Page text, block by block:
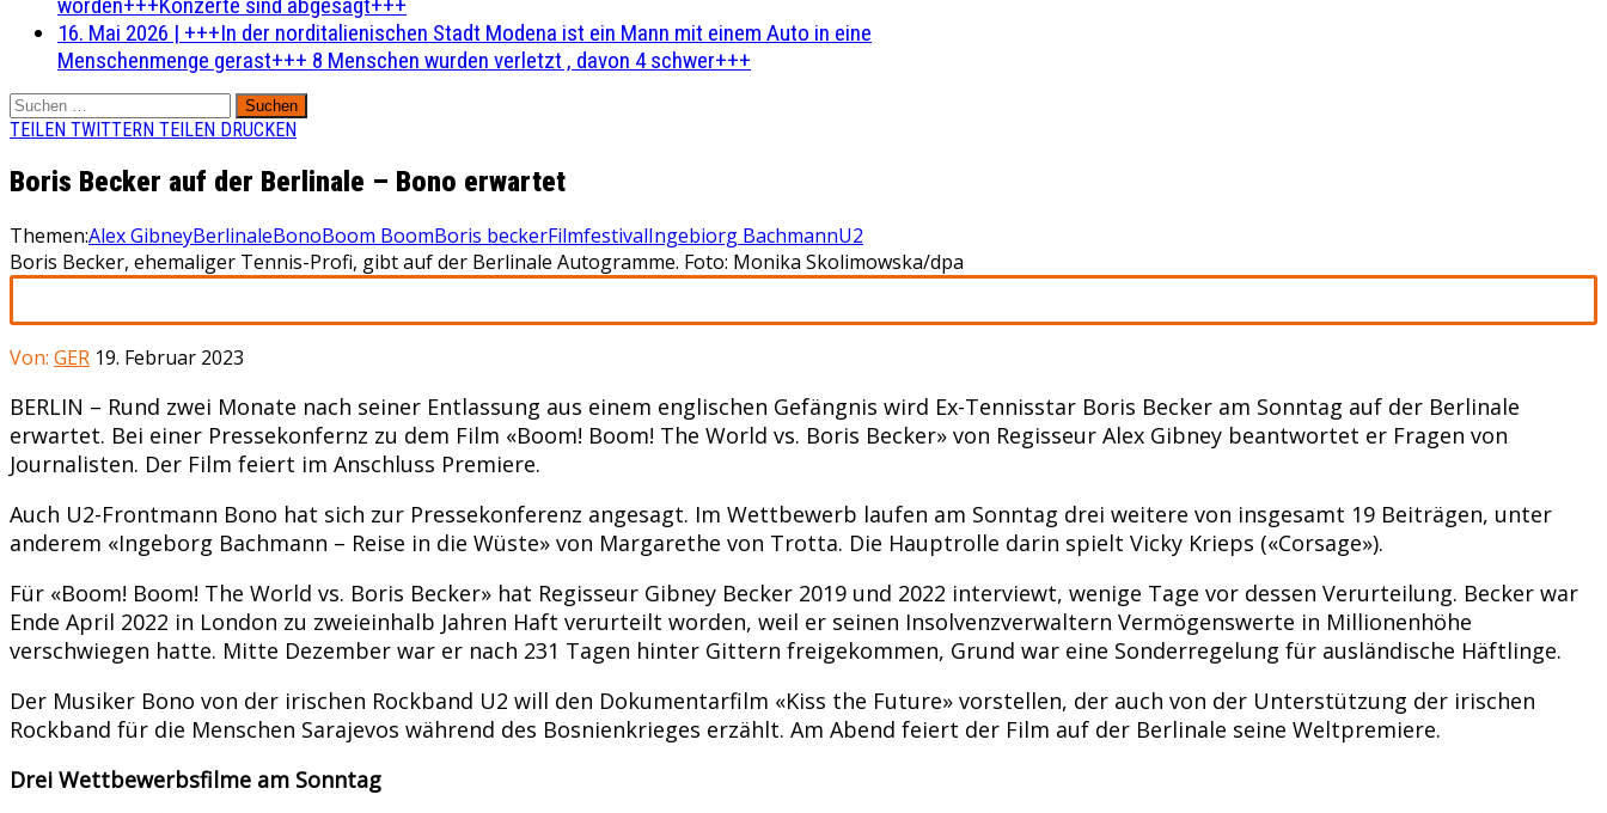
16. Mai 2026 | +++In der norditalienischen Stadt Modena ist ein Mann mit einem Auto in eine
Menschenmenge gerast+++ 8 Menschen wurden verletzt , davon 4 schwer+++
Suchen
nach:
TEILEN TWITTERN TEILEN DRUCKEN
Boris Becker auf der Berlinale – Bono erwartet
Themen:Alex GibneyBerlinaleBonoBoom BoomBoris beckerFilmfestivalIngebiorg BachmannU2
Boris Becker, ehemaliger Tennis-Profi, gibt auf der Berlinale Autogramme. Foto: Monika Skolimowska/dpa
Von: GER 19. Februar 2023
BERLIN – Rund zwei Monate nach seiner Entlassung aus einem englischen Gefängnis wird Ex-Tennisstar Boris Becker am Sonntag auf der Berlinale
erwartet. Bei einer Pressekonfernz zu dem Film «Boom! Boom! The World vs. Boris Becker» von Regisseur Alex Gibney beantwortet er Fragen von
Journalisten. Der Film feiert im Anschluss Premiere.
Auch U2-Frontmann Bono hat sich zur Pressekonferenz angesagt. Im Wettbewerb laufen am Sonntag drei weitere von insgesamt 19 Beiträgen, unter
anderem «Ingeborg Bachmann – Reise in die Wüste» von Margarethe von Trotta. Die Hauptrolle darin spielt Vicky Krieps («Corsage»).
Für «Boom! Boom! The World vs. Boris Becker» hat Regisseur Gibney Becker 2019 und 2022 interviewt, wenige Tage vor dessen Verurteilung. Becker war
Ende April 2022 in London zu zweieinhalb Jahren Haft verurteilt worden, weil er seinen Insolvenzverwaltern Vermögenswerte in Millionenhöhe
verschwiegen hatte. Mitte Dezember war er nach 231 Tagen hinter Gittern freigekommen, Grund war eine Sonderregelung für ausländische Häftlinge.
Der Musiker Bono von der irischen Rockband U2 will den Dokumentarfilm «Kiss the Future» vorstellen, der auch von der Unterstützung der irischen
Rockband für die Menschen Sarajevos während des Bosnienkrieges erzählt. Am Abend feiert der Film auf der Berlinale seine Weltpremiere.
Drei Wettbewerbsfilme am Sonntag